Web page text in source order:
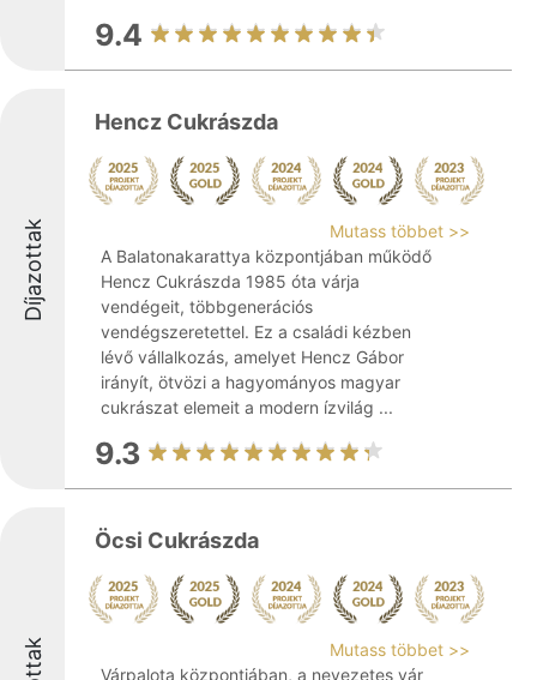
9.4
Díjazottak
Hencz Cukrászda
Mutass többet >>
A Balatonakarattya központjában működő
Hencz Cukrászda 1985 óta várja
vendégeit, többgenerációs
vendégszeretettel. Ez a családi kézben
lévő vállalkozás, amelyet Hencz Gábor
irányít, ötvözi a hagyományos magyar
cukrászat elemeit a modern ízvilág ...
9.3
Öcsi Cukrászda
Mutass többet >>
Várpalota központjában, a nevezetes vár